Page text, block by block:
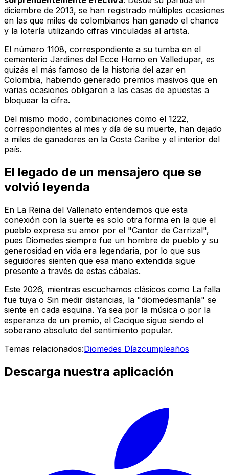
diciembre de 2013, se han registrado múltiples ocasiones
en las que miles de colombianos han ganado el chance
y la lotería utilizando cifras vinculadas al artista.
El número 1108, correspondiente a su tumba en el
cementerio Jardines del Ecce Homo en Valledupar, es
quizás el más famoso de la historia del azar en
Colombia, habiendo generado premios masivos que en
varias ocasiones obligaron a las casas de apuestas a
bloquear la cifra.
Del mismo modo, combinaciones como el 1222,
correspondientes al mes y día de su muerte, han dejado
a miles de ganadores en la Costa Caribe y el interior del
país.
El legado de un mensajero que se
volvió leyenda
En La Reina del Vallenato entendemos que esta
conexión con la suerte es solo otra forma en la que el
pueblo expresa su amor por el "Cantor de Carrizal",
pues Diomedes siempre fue un hombre de pueblo y su
generosidad en vida era legendaria, por lo que sus
seguidores sienten que esa mano extendida sigue
presente a través de estas cábalas.
Este 2026, mientras escuchamos clásicos como La falla
fue tuya o Sin medir distancias, la "diomedesmanía" se
siente en cada esquina. Ya sea por la música o por la
esperanza de un premio, el Cacique sigue siendo el
soberano absoluto del sentimiento popular.
Temas relacionados:Diomedes Díazcumpleaños
Descarga nuestra aplicación